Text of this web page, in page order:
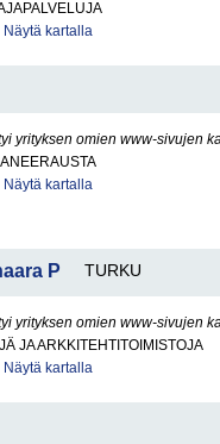
Näytä kartalla
yrityksen omien www-sivujen
Näytä kartalla
P TURKU
yrityksen omien www-sivujen
JA ARKKITEHTITOIMISTOJA
Näytä kartalla